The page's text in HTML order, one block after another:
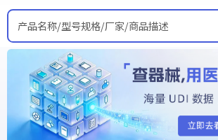
产品名称/型号规格/厂家/商品描述